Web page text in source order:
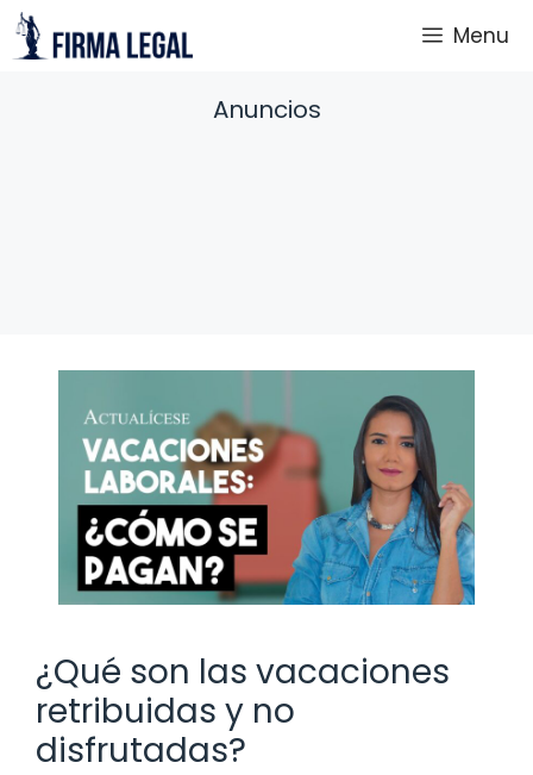
Saltar
al
Menu
Anuncios
¿Qué son las vacaciones
retribuidas y no
disfrutadas?